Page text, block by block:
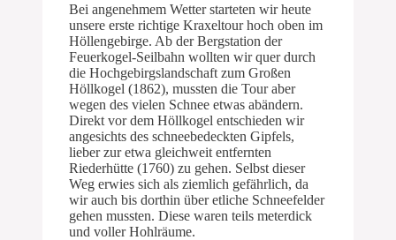
Bei angenehmem Wetter starteten wir heute
unsere erste richtige Kraxeltour hoch oben im
Höllengebirge. Ab der Bergstation der
Feuerkogel-Seilbahn wollten wir quer durch
die Hochgebirgslandschaft zum Großen
Höllkogel (1862), mussten die Tour aber
wegen des vielen Schnee etwas abändern.
Direkt vor dem Höllkogel entschieden wir
angesichts des schneebedeckten Gipfels,
lieber zur etwa gleichweit entfernten
Riederhütte (1760) zu gehen. Selbst dieser
Weg erwies sich als ziemlich gefährlich, da
wir auch bis dorthin über etliche Schneefelder
gehen mussten. Diese waren teils meterdick
und voller Hohlräume.